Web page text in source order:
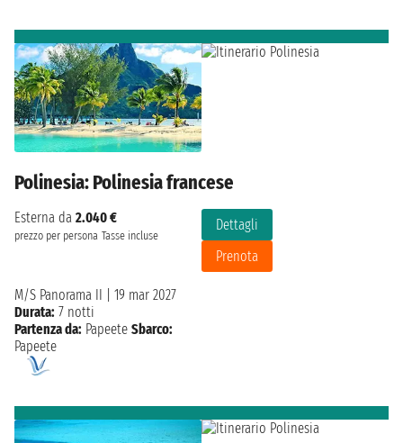
Polinesia: Polinesia francese
Esterna da 2.040 €
prezzo per persona Tasse incluse
Dettagli
Prenota
M/S Panorama II
19 mar 2027
Durata: 7 notti
Partenza da: Papeete Sbarco:
Papeete